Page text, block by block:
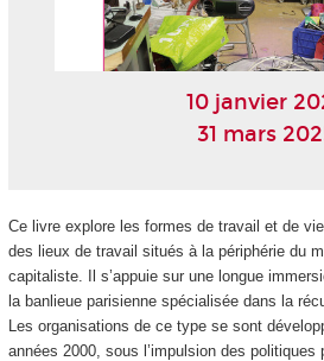
10 janvier
31 mars
Ce livre explore les formes de travail et de
des lieux de travail situés à la périphérie du
capitaliste. Il s’appuie sur une longue
la banlieue parisienne spécialisée dans la
Les organisations de ce type se sont
années 2000, sous l’impulsion des politiques